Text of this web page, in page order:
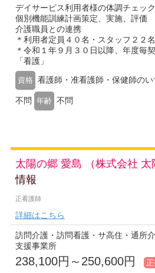
デイサービス利用者様の体調チェック
個別機能訓練計画策定、実施、評価
介護職員との連携
＊利用者定員４０名・スタッフ２２名
＊令和１年９月３０日以降、年度毎
「看護」
資格 看護師・准看護師・保健師の
不問 年齢 不問
太陽の郷 愛島 （株式会社 太
情報
正看護師
詳細はこちら
訪問介護・訪問看護・サ高住・通所
支援事業所
238,100円～250,600円 正